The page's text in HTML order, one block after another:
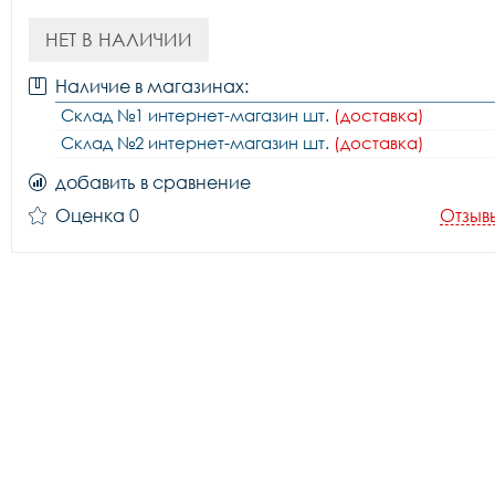
НЕТ В НАЛИЧИИ
Наличие в магазинах:
Склад №1 интернет-магазин шт. (доставка)
Склад №2 интернет-магазин шт. (доставка)
добавить в сравнение
Оценка 0